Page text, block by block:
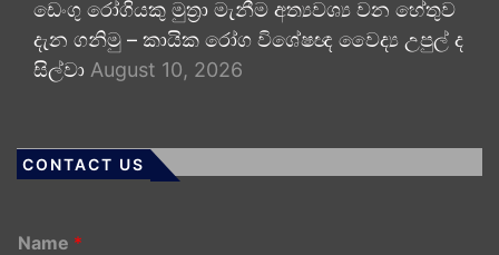
ඩෙංගු රෝගියකු ⁣මුත්‍රා මැනීම අත්‍යවශ්‍ය වන හේතුව
දැන ගනිමු – කායික රෝග විශේෂඥ වෛද්‍ය උපුල් ද
සිල්වා August 10, 2026
CONTACT US
Name *